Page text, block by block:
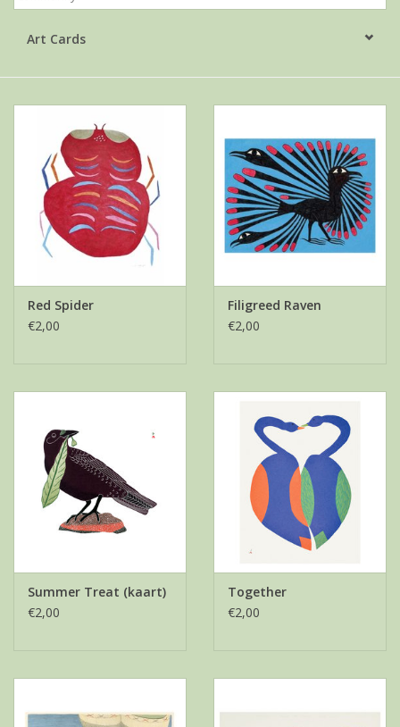
Art Cards
Red Spider
€2,00
Filigreed Raven
€2,00
Summer Treat (kaart)
€2,00
Together
€2,00